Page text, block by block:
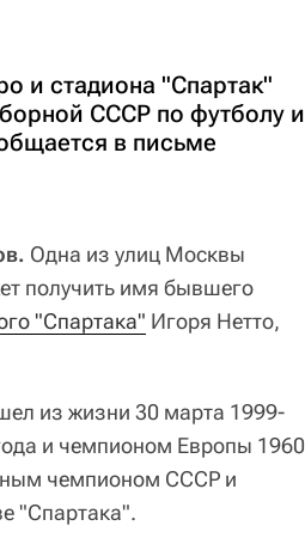
и стадиона "Спартак"
СССР по футболу и
в письме
Одна из улиц Москвы
получить имя бывшего
"Спартака" Игоря Нетто,
из жизни 30 марта 1999-
и чемпионом Европы 1960
чемпионом СССР и
"Спартака".